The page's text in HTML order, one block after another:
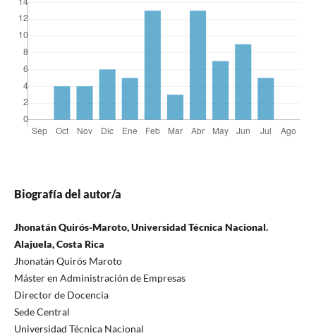
Biografía del autor/a
Jhonatán Quirós-Maroto, Universidad Técnica Nacional.
Alajuela, Costa Rica
Jhonatán Quirós Maroto
Máster en Administración de Empresas
Director de Docencia
Sede Central
Universidad Técnica Nacional